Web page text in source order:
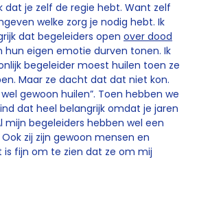
dat je zelf de regie hebt. Want zelf
welke zorg je nodig hebt. Ik
dat begeleiders open over dood
hun eigen emotie durven tonen. Ik
begeleider moest huilen toen ze
Maar ze dacht dat dat niet kon.
gewoon huilen”. Toen hebben we
dat heel belangrijk omdat je jaren
mijn begeleiders hebben wel een
zij zijn gewoon mensen en
is fijn om te zien dat ze om mij